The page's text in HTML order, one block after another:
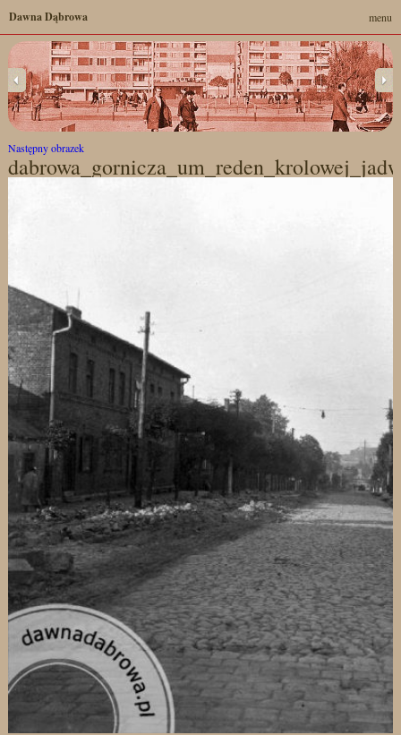
Następny obrazek
Dawna Dąbrowa menu